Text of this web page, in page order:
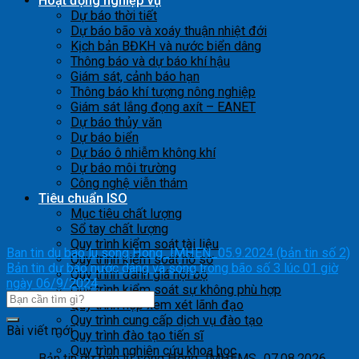
Dự báo thời tiết
Dự báo bão và xoáy thuận nhiệt đới
Kịch bản BĐKH và nước biển dâng
Thông báo và dự báo khí hậu
Giám sát, cảnh báo hạn
Thông báo khí tượng nông nghiệp
Giám sát lắng đọng axít – EANET
Dự báo thủy văn
Dự báo biển
Dự báo ô nhiễm không khí
Dự báo môi trường
Công nghệ viễn thám
Tiêu chuẩn ISO
Mục tiêu chất lượng
Sổ tay chất lượng
Quy trình kiểm soát tài liệu
Quy trình kiểm soát hồ sơ
Quy trình đánh giá nội bộ
Quy trình kiểm soát sự không phù hợp
Quy trình họp xem xét lãnh đạo
Quy trình cung cấp dịch vụ đào tạo
Quy trình đào tạo tiến sĩ
Quy trình nghiên cứu khoa học
Ban tin du bao lu song Hong_IMHEN_05.9.2024 (bản tin số 2)
Bản tin dự báo nước dâng và sóng trong bão số 3 lúc 01 giờ
ngày 06/9/2024
Bài viết mới